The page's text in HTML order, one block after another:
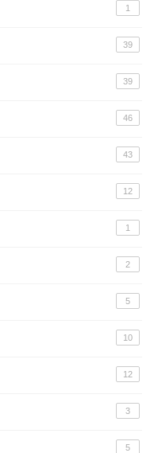
1
39
39
46
43
12
1
2
5
10
12
3
5